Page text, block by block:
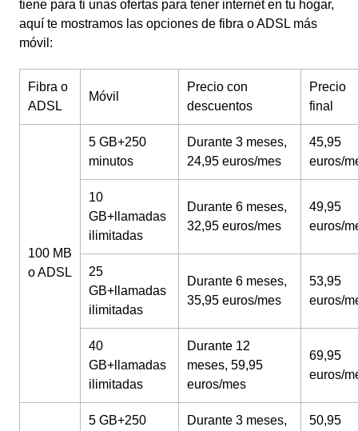
tiene para ti unas ofertas para tener internet en tu hogar,
aquí te mostramos las opciones de fibra o ADSL más
móvil:
Fibra o
ADSL
Móvil
Precio con
descuentos
Precio
final
100 MB
o ADSL
5 GB+250
minutos
Durante 3 meses,
24,95 euros/mes
45,95
euros/
10
GB+llamadas
ilimitadas
Durante 6 meses,
32,95 euros/mes
49,95
euros/
25
GB+llamadas
ilimitadas
Durante 6 meses,
35,95 euros/mes
53,95
euros/
40
GB+llamadas
ilimitadas
Durante 12
meses, 59,95
euros/mes
69,95
euros/
5 GB+250 Durante 3 meses, 50,95